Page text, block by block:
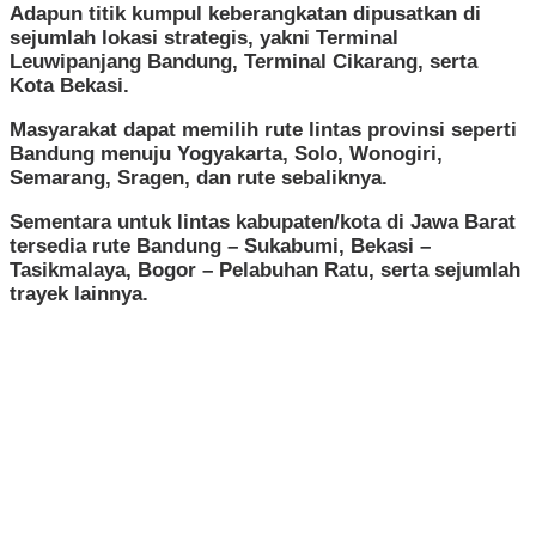
Adapun titik kumpul keberangkatan dipusatkan di
sejumlah lokasi strategis, yakni Terminal
Leuwipanjang Bandung, Terminal Cikarang, serta
Kota Bekasi.
Masyarakat dapat memilih rute lintas provinsi seperti
Bandung menuju Yogyakarta, Solo, Wonogiri,
Semarang, Sragen, dan rute sebaliknya.
Sementara untuk lintas kabupaten/kota di Jawa Barat
tersedia rute Bandung – Sukabumi, Bekasi –
Tasikmalaya, Bogor – Pelabuhan Ratu, serta sejumlah
trayek lainnya.